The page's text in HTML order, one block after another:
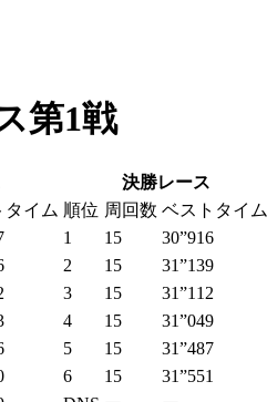
第1戦
決勝レース
タイム 順位 周回数 ベストタイム
1 15
30”916
2 15
31”139
3 15
31”112
4 15
31”049
5 15
31”487
6 15
31”551